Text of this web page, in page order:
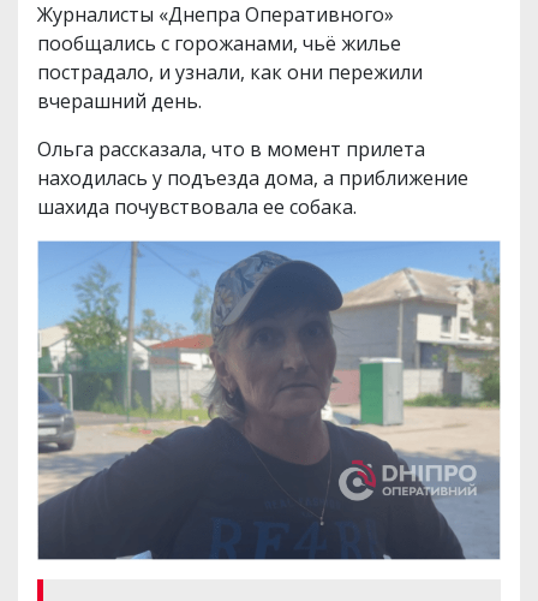
Журналисты «Днепра Оперативного»
пообщались с горожанами, чьё жилье
пострадало, и узнали, как они пережили
вчерашний день.
Ольга рассказала, что в момент прилета
находилась у подъезда дома, а приближение
шахида почувствовала ее собака.